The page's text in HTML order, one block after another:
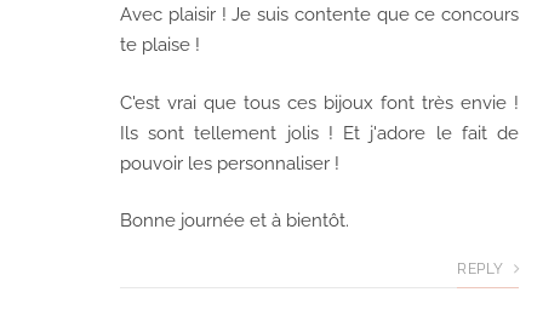
Avec plaisir ! Je suis contente que ce concours
te plaise !
C'est vrai que tous ces bijoux font très envie !
Ils sont tellement jolis ! Et j'adore le fait de
pouvoir les personnaliser !
Bonne journée et à bientôt.
REPLY